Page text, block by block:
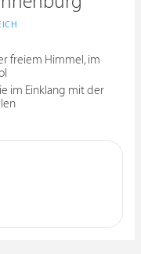
freiem Himmel, im
im Einklang mit der